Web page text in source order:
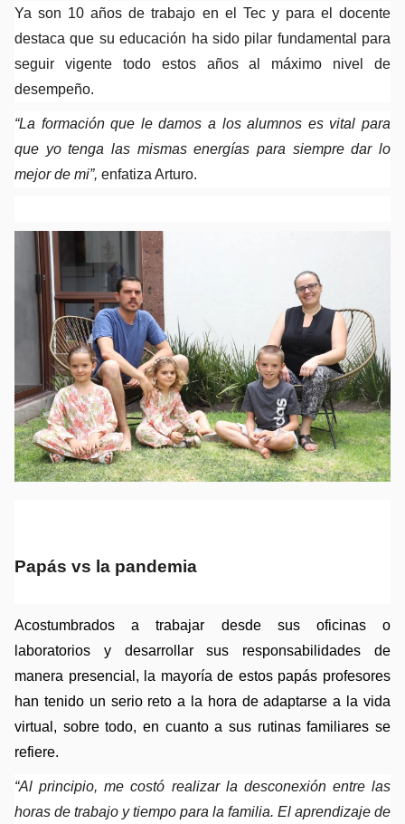
Ya son 10 años de trabajo en el Tec y para el docente
destaca que su educación ha sido pilar fundamental para
seguir vigente todo estos años al máximo nivel de
desempeño.
“La formación que le damos a los alumnos es vital para
que yo tenga las mismas energías para siempre dar lo
mejor de mi”, enfatiza Arturo.
Papás vs la pandemia
Acostumbrados a trabajar desde sus oficinas o
laboratorios y desarrollar sus responsabilidades de
manera presencial, la mayoría de estos papás profesores
han tenido un serio reto a la hora de adaptarse a la vida
virtual, sobre todo, en cuanto a sus rutinas familiares se
refiere.
“Al principio, me costó realizar la desconexión entre las
horas de trabajo y tiempo para la familia. El aprendizaje de